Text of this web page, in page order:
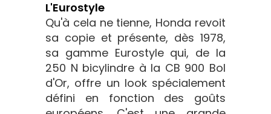
L'Eurostyle
Qu'à cela ne tienne, Honda revoit
sa copie et présente, dès 1978,
sa gamme Eurostyle qui, de la
250 N bicylindre à la CB 900 Bol
d'Or, offre un look spécialement
défini en fonction des goûts